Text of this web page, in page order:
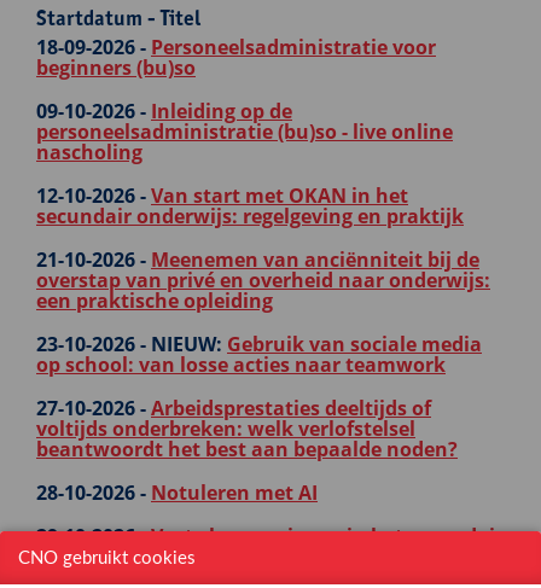
Startdatum - Titel
18-09-2026 - Personeelsadministratie voor
beginners (bu)so
09-10-2026 - Inleiding op de
personeelsadministratie (bu)so - live online
nascholing
12-10-2026 -Van start met OKAN in het
secundair onderwijs: regelgeving en praktijk
21-10-2026 - Meenemen van anciënniteit bij de
overstap van privé en overheid naar onderwijs:
een praktische opleiding
23-10-2026 - NIEUW: Gebruik van sociale media
op school: van losse acties naar teamwork
27-10-2026 -Arbeidsprestaties deeltijds of
voltijds onderbreken: welk verlofstelsel
beantwoordt het best aan bepaalde noden?
28-10-2026 - Notuleren met AI
29-10-2026 -Vaste benoemingen in het secundair
onderwijs (beginners)
CNO gebruikt cookies